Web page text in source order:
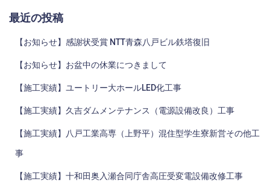
最近の投稿
【お知らせ】感謝状受賞 NTT青森八戸ビル鉄塔復旧
【お知らせ】お盆中の休業につきまして
【施工実績】ユートリー大ホールLED化工事
【施工実績】久吉ダムメンテナンス（電源設備改良）工事
【施工実績】八戸工業高専（上野平）混住型学生寮新営その他工
事
【施工実績】十和田奥入瀬合同庁舎高圧受変電設備改修工事